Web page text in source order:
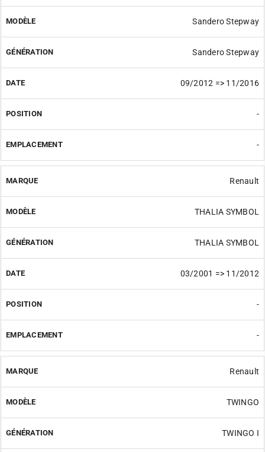
Sandero Stepway
Sandero Stepway
09/2012 => 11/2016
-
-
Renault
THALIA SYMBOL
THALIA SYMBOL
03/2001 => 11/2012
-
-
Renault
TWINGO
TWINGO I